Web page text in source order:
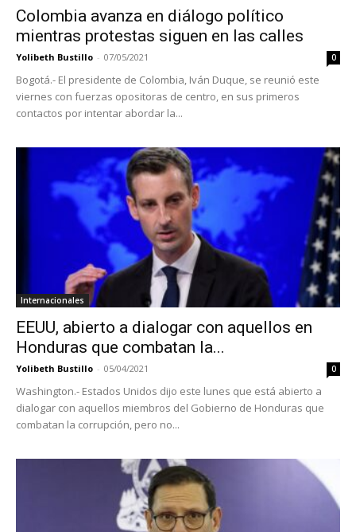
Colombia avanza en diálogo político
mientras protestas siguen en las calles
Yolibeth Bustillo - 07/05/2021 0
Bogotá.- El presidente de Colombia, Iván Duque, se reunió este
viernes con fuerzas opositoras de centro, en sus primeros
contactos por intentar abordar la...
Internacionales
EEUU, abierto a dialogar con aquellos en
Honduras que combatan la...
Yolibeth Bustillo - 05/04/2021 0
Washington.- Estados Unidos dijo este lunes que está abierto a
dialogar con aquellos miembros del Gobierno de Honduras que
combatan la corrupción, pero no...